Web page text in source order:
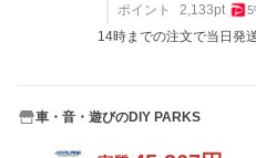
ポイント
2,133pt 5
14時までの注文で当日発
車・音・遊びのDIY PARKS